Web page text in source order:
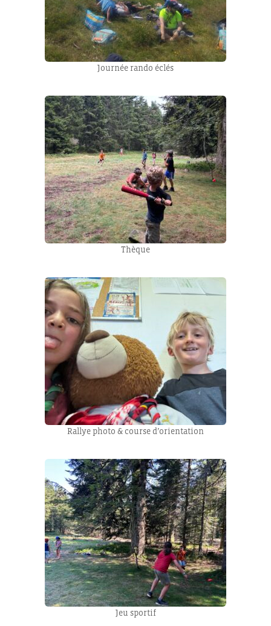
Journée rando éclés
Thèque
Rallye photo & course d’orientation
Jeu sportif